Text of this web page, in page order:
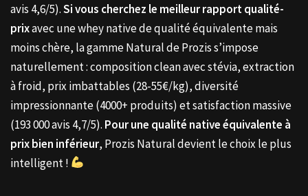
avis 4,6/5).Si vous cherchez le meilleur rapport qualité-
prixavec une whey native de qualité équivalente mais
moins chère, la gamme Natural de Prozis s’impose
naturellement : composition clean avec stévia, extraction
à froid, prix imbattables (28-55€/kg), diversité
impressionnante (4000+ produits) et satisfaction massive
(193 000 avis 4,7/5). Pour une qualité native équivalente à
prix bien inférieur, Prozis Natural devient le choix le plus
intelligent !